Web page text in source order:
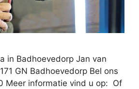
in Badhoevedorp Jan van
GN Badhoevedorp Bel ons
Meer informatie vind u op: Of